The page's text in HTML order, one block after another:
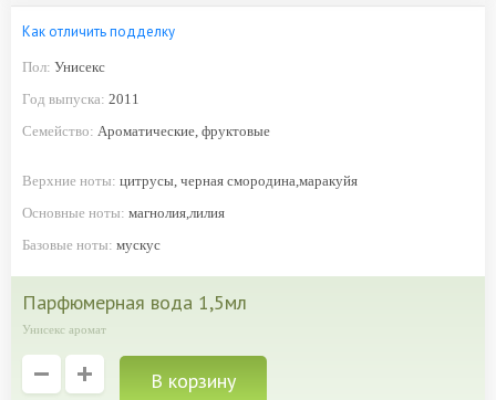
Как отличить подделку
Пол: Унисекс
Год выпуска: 2011
Семейство: Ароматические, фруктовые
Верхние ноты: цитрусы, черная смородина,маракуйя
Основные ноты: магнолия,лилия
Базовые ноты: мускус
парфюмерная вода 1,5мл
Унисекс аромат